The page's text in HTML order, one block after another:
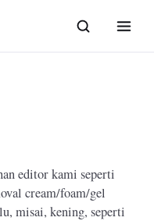
editor kami seperti
cream/foam/gel
misai, kening, seperti